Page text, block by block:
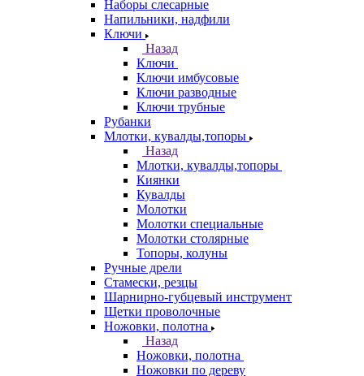
Наборы слесарные
Напильники, надфили
Ключи
Назад
Ключи
Ключи имбусовые
Ключи разводные
Ключи трубные
Рубанки
Млотки, кувалды,топоры
Назад
Млотки, кувалды,топоры
Киянки
Кувалды
Молотки
Молотки специальные
Молотки столярные
Топоры, колуны
Ручные дрели
Стамески, резцы
Шарнирно-губцевый инструмент
Щетки проволочные
Ножовки, полотна
Назад
Ножовки, полотна
Ножовки по дереву